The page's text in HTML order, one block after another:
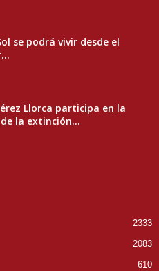
se podrá vivir desde el
Llorca participa en la
la extinción...
2333
2083
610